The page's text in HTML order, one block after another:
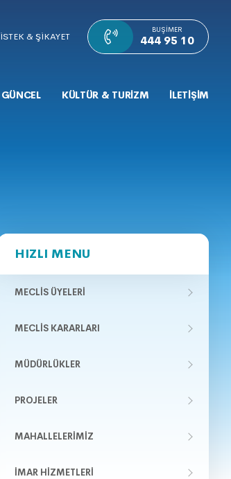
İSTEK & ŞİKAYET
BUŞIMER
444 95 10
GÜNCEL KÜLTÜR & TURİZM İLETİŞİM
HIZLI MENU
MECLIS ÜYELERI
MECLIS KARARLARI
MÜDÜRLÜKLER
PROJELER
MAHALLELERIMIZ
İMAR HIZMETLERI